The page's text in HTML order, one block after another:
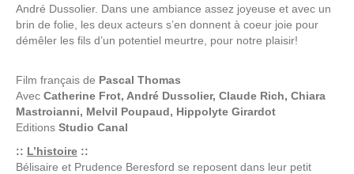
André Dussolier. Dans une ambiance assez joyeuse et avec un
brin de folie, les deux acteurs s’en donnent à coeur joie pour
démêler les fils d’un potentiel meurtre, pour notre plaisir!
Film français de Pascal Thomas
Avec Catherine Frot, André Dussolier, Claude Rich, Chiara
Mastroianni, Melvil Poupaud, Hippolyte Girardot
Editions Studio Canal
:: L’histoire ::
Bélisaire et Prudence Beresford se reposent dans leur petit